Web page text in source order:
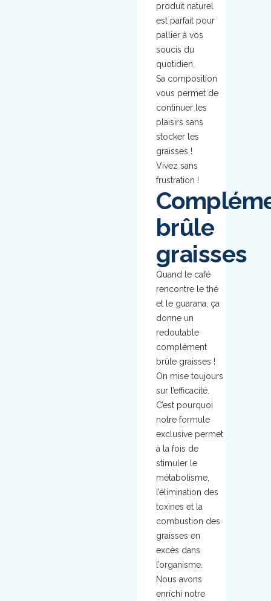
produit naturel
est parfait pour
pallier à vos
soucis du
quotidien.
Sa composition
vous permet de
continuer les
plaisirs sans
stocker les
graisses !
Vivez sans
frustration !
brûle
graisses
Quand le café
rencontre le thé
et le guarana, ça
donne un
redoutable
complément
brûle graisses !
On mise toujours
sur l’efficacité.
C’est pourquoi
notre formule
exclusive permet
à la fois de
stimuler le
métabolisme,
l’élimination des
toxines et la
combustion des
graisses en
excès dans
l’organisme.
Nous avons
enrichi notre